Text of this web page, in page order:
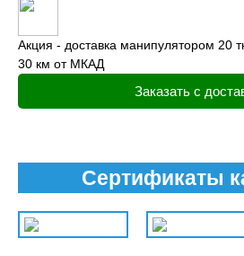
Акция - доставка манипулятором 20
30 км от МКАД
Заказать с
Сертификаты